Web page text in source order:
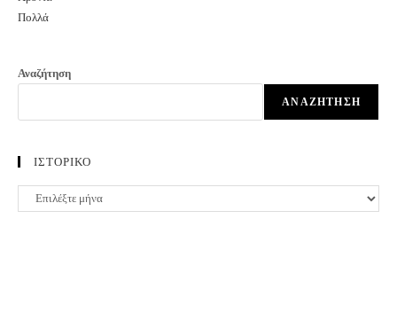
Αναζήτηση
ΑΝΑΖΉΤΗΣΗ
ΙΣΤΟΡΙΚΟ
ΙΣΤΟΡΙΚΟ